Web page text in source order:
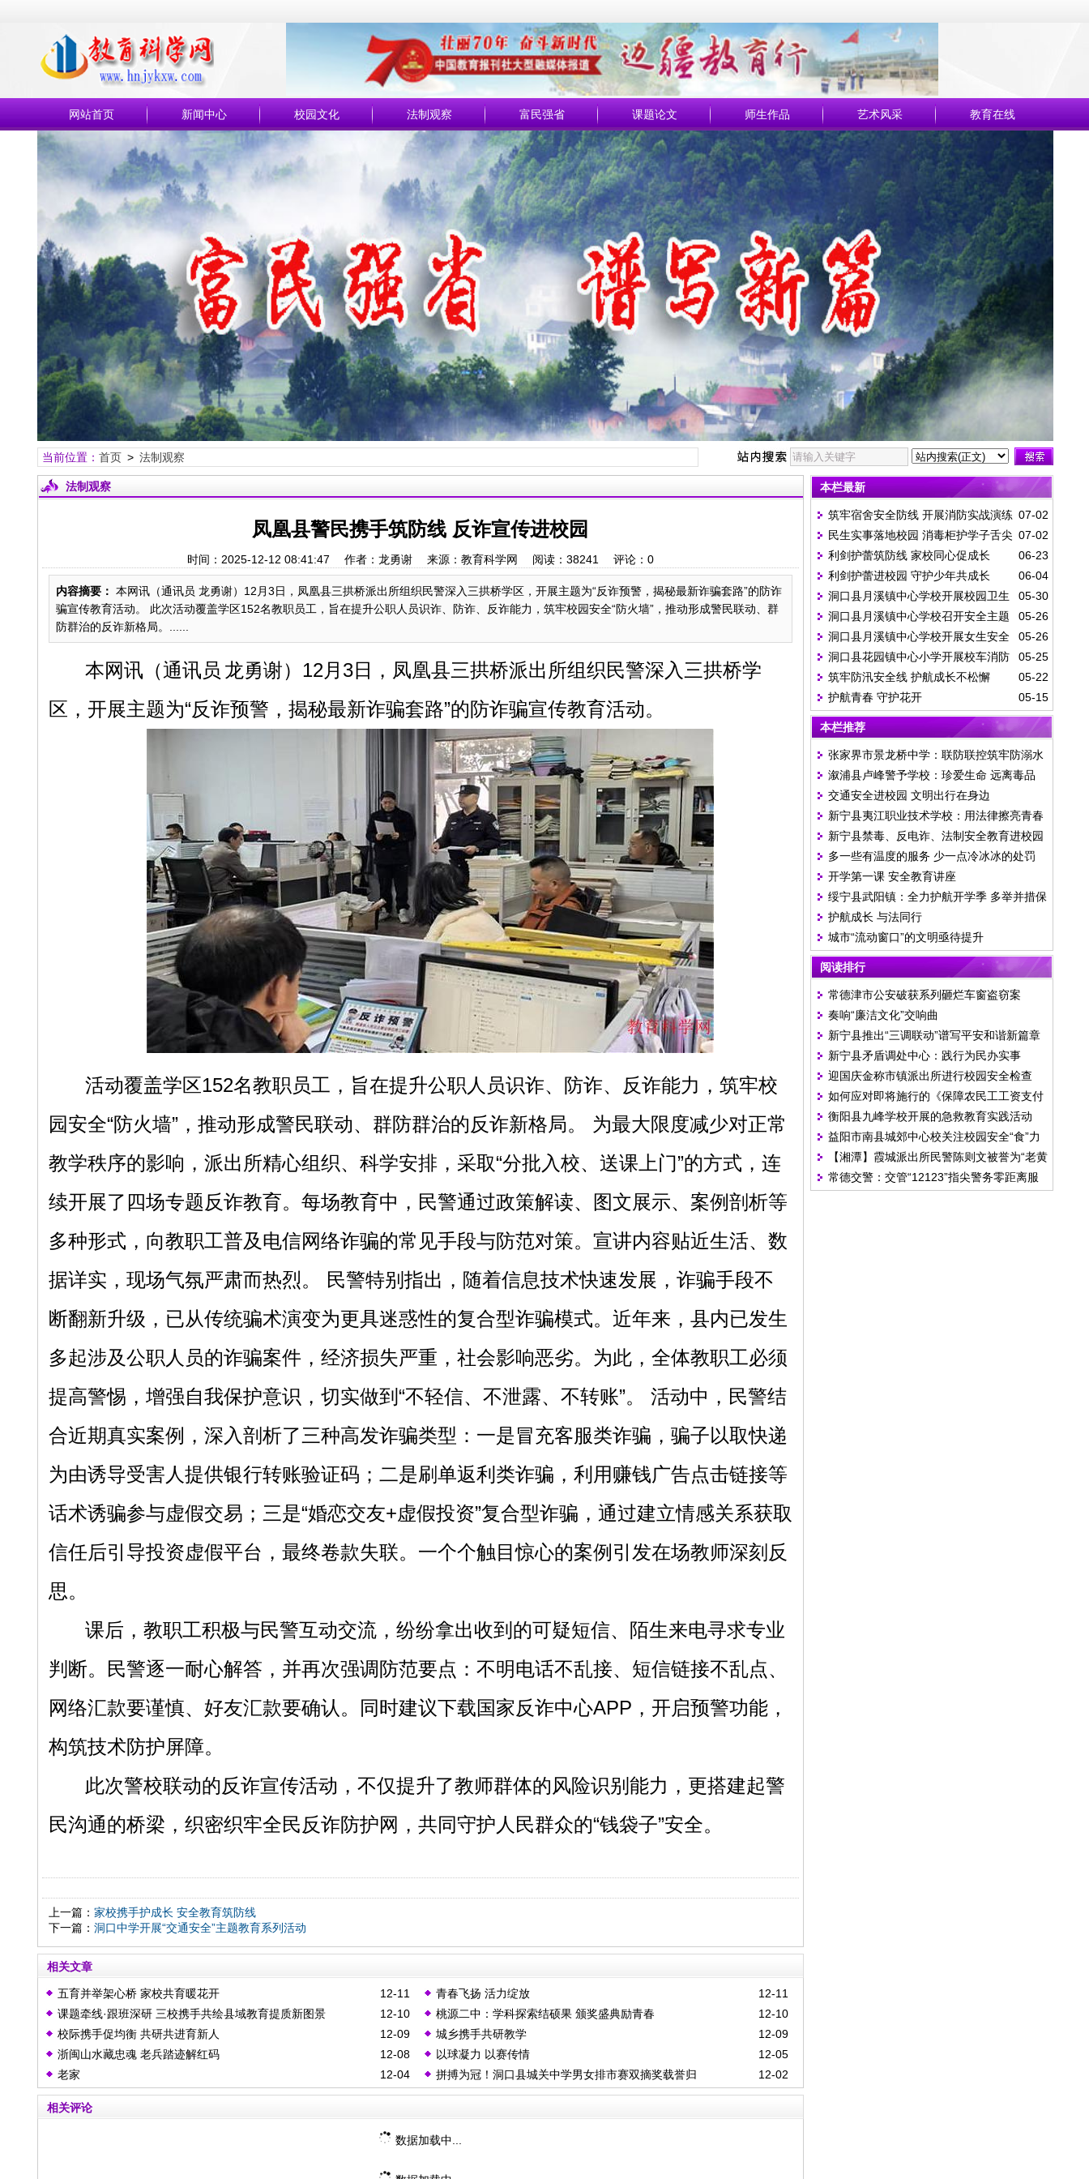
网站首页 新闻中心 校园文化 法制观察 富民强省 课题论文 师生作品 艺术风采 教育在线
当前位置： 首页> 法制观察
法制观察
凤凰县警民携手筑防线 反诈宣传进校园
时间：2025-12-12 08:41:47 作者：龙勇谢 来源：教育科学网 阅读： 38241 评论： 0
内容摘要： 本网讯（通讯员 龙勇谢）12月3日，凤凰县三拱桥派出所组织民警深入三拱桥学区，开展主题为“反诈预警，揭秘最新诈骗套路”的防诈
骗宣传教育活动。 此次活动覆盖学区152名教职员工，旨在提升公职人员识诈、防诈、反诈能力，筑牢校园安全“防火墙”，推动形成警民联动、群
防群治的反诈新格局。......
本网讯 （通讯员 龙勇谢） 12月3日，凤凰县三拱桥派出所组织民警深入三拱桥学
区，开展主题为“反诈预警，揭秘最新诈骗套路”的防诈骗宣传教育活动。
活动覆盖学区152名教职员工，旨在提升公职人员识诈、防诈、反诈能力，筑牢校
园安全“防火墙”，推动形成警民联动、群防群治的反诈新格局。 为最大限度减少对正常
教学秩序的影响，派出所精心组织、科学安排，采取“分批入校、送课上门”的方式，连
续开展了四场专题反诈教育。每场教育中，民警通过政策解读、图文展示、案例剖析等
多种形式，向教职工普及电信网络诈骗的常见手段与防范对策。宣讲内容贴近生活、数
据详实，现场气氛严肃而热烈。 民警特别指出，随着信息技术快速发展，诈骗手段不
断翻新升级，已从传统骗术演变为更具迷惑性的复合型诈骗模式。近年来，县内已发生
多起涉及公职人员的诈骗案件，经济损失严重，社会影响恶劣。为此，全体教职工必须
提高警惕，增强自我保护意识，切实做到“不轻信、不泄露、不转账”。 活动中，民警结
合近期真实案例，深入剖析了三种高发诈骗类型：一是冒充客服类诈骗，骗子以取快递
为由诱导受害人提供银行转账验证码；二是刷单返利类诈骗，利用赚钱广告点击链接等
话术诱骗参与虚假交易；三是“婚恋交友+虚假投资”复合型诈骗，通过建立情感关系获取
信任后引导投资虚假平台，最终卷款失联。一个个触目惊心的案例引发在场教师深刻反
思。
课后，教职工积极与民警互动交流，纷纷拿出收到的可疑短信、陌生来电寻求专业
判断。民警逐一耐心解答，并再次强调防范要点：不明电话不乱接、短信链接不乱点、
网络汇款要谨慎、好友汇款要确认。同时建议下载国家反诈中心APP，开启预警功能，
构筑技术防护屏障。
此次警校联动的反诈宣传活动，不仅提升了教师群体的风险识别能力，更搭建起警
民沟通的桥梁，织密织牢全民反诈防护网，共同守护人民群众的“钱袋子”安全。
上一篇： 家校携手护成长 安全教育筑防线
下一篇： 洞口中学开展“交通安全”主题教育系列活动
相关文章
12-11
五育并举架心桥 家校共育暖花开 12-11
青春飞扬 活力绽放
12-10
课题牵线·跟班深研 三校携手共绘县域教育提质新图景 12-10
桃源二中：学科探索结硕果 颁奖盛典励青春
12-09
校际携手促均衡 共研共进育新人 12-09
城乡携手共研教学
12-08
浙闽山水藏忠魂 老兵踏迹解红码 12-05
以球凝力 以赛传情
12-04
老家 12-02
拼搏为冠！洞口县城关中学男女排市赛双摘奖载誉归
相关评论
数据加载中...
本栏最新
07-02
筑牢宿舍安全防线 开展消防实战演练
07-02
民生实事落地校园 消毒柜护学子舌尖
安全
06-23
利剑护蕾筑防线 家校同心促成长
06-04
利剑护蕾进校园 守护少年共成长
05-30
洞口县月溪镇中心学校开展校园卫生
环境检查评比
05-26
洞口县月溪镇中心学校召开安全主题
家长会
05-26
洞口县月溪镇中心学校开展女生安全
与心理健康专题讲座
05-25
洞口县花园镇中心小学开展校车消防
演练
05-22
筑牢防汛安全线 护航成长不松懈
05-15
护航青春 守护花开
本栏推荐
张家界市景龙桥中学：联防联控筑牢防溺水
安全防线
溆浦县卢峰警予学校：珍爱生命 远离毒品
交通安全进校园 文明出行在身边
新宁县夷江职业技术学校：用法律擦亮青春
的底色
新宁县禁毒、反电诈、法制安全教育进校园
多一些有温度的服务 少一点冷冰冰的处罚
开学第一课 安全教育讲座
绥宁县武阳镇：全力护航开学季 多举并措保
平安
护航成长 与法同行
城市“流动窗口”的文明亟待提升
阅读排行
常德津市公安破获系列砸烂车窗盗窃案
奏响“廉洁文化”交响曲
新宁县推出“三调联动”谱写平安和谐新篇章
新宁县矛盾调处中心：践行为民办实事
迎国庆金称市镇派出所进行校园安全检查
如何应对即将施行的《保障农民工工资支付
条例》
衡阳县九峰学校开展的急救教育实践活动
益阳市南县城郊中心校关注校园安全“食”力
【湘潭】霞城派出所民警陈则文被誉为“老黄
牛”
常德交警：交管“12123”指尖警务零距离服